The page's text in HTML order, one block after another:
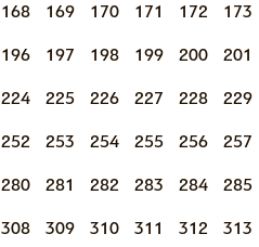
168 169 170 171 172 173
196 197 198 199 200 201
224 225 226 227 228 229
252 253 254 255 256 257
280 281 282 283 284 285
308 309 310 311 312 313